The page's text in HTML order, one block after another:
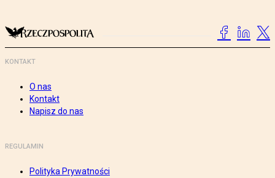
KONTAKT
O nas
Kontakt
Napisz do nas
REGULAMIN
Polityka Prywatności